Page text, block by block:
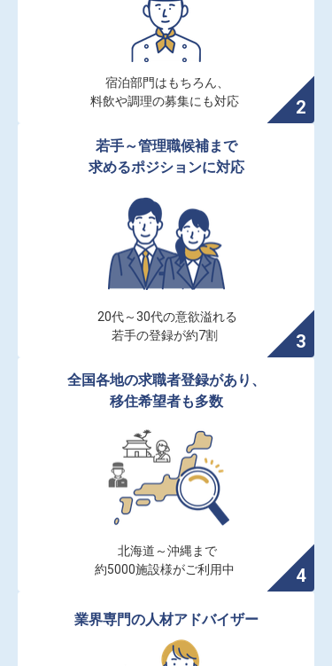
宿泊部門はもちろん、
料飲や調理の募集にも対応
若手～管理職候補まで
求めるポジションに対応
20代～30代の意欲溢れる
若手の登録が約7割
全国各地の求職者登録があり、
移住希望者も多数
北海道～沖縄まで
約5000施設様がご利用中
業界専門の人材アドバイザー